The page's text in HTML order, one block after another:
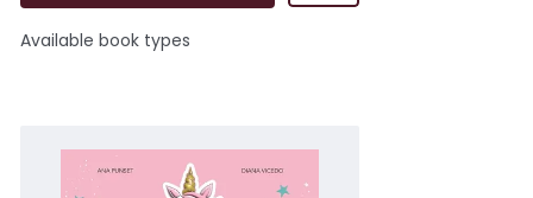
Available book types